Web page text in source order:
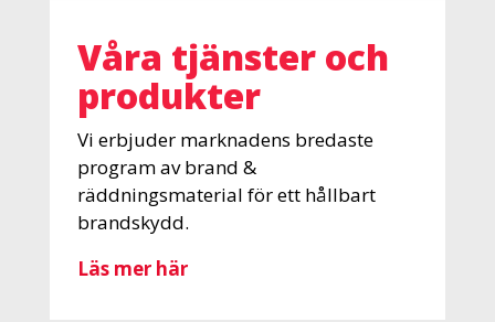
Våra tjänster och
produkter
Vi erbjuder marknadens bredaste
program av brand &
räddningsmaterial för ett hållbart
brandskydd.
Läs mer här